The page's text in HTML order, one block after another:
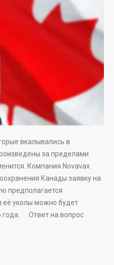
вкалывались в
за пределами
Компания Novavax
Канады заявку на
предполагается
её уколы можно будет
года. Ответ на вопрос